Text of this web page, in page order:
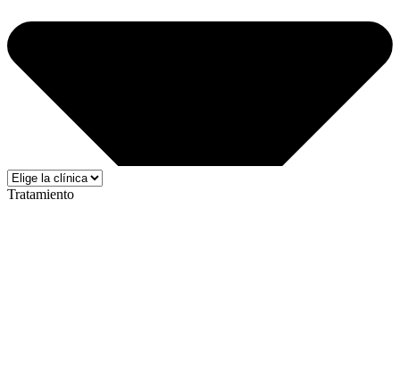
Tratamiento